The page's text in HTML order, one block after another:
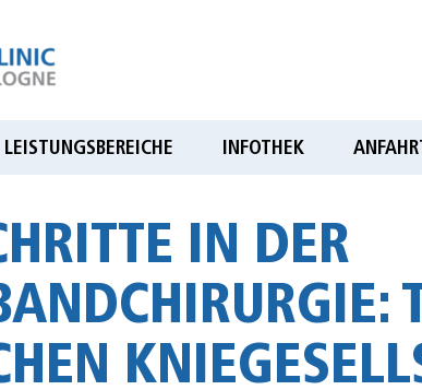
LEISTUNGSBEREICHE INFOTHEK
IN DER